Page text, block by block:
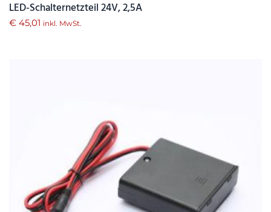
LED-Schalternetzteil 24V, 2,5A
€ 45,01 inkl. MwSt.